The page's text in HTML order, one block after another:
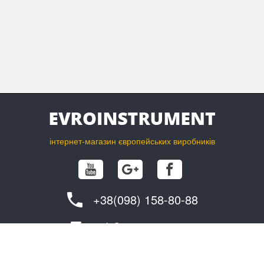
інтернет-магазин європейських виробників
+38(098) 158-80-88
info@evroinstrument.com